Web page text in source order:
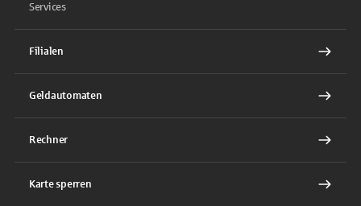
Services
Filialen
Geldautomaten
Rechner
Karte sperren